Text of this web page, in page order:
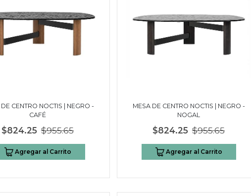
CENTRO NOCTIS | NEGRO -
CAFÉ
$824.25 $955.65
Agregar al Carrito
MESA DE CENTRO NOCTIS | NEGRO -
NOGAL
$824.25 $955.65
Agregar al Carrito